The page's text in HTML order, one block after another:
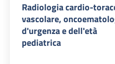
Radiologia cardio-
vascolare,
d'urgenza e dell'età
pediatrica